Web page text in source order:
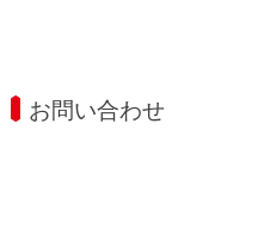
お問い合わせ